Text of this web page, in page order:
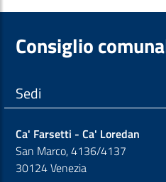
Consiglio
Sedi
Ca' Farsetti - Ca' Loredan
San Marco, 4136/4137
30124 Venezia